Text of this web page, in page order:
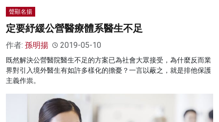
聲顯名揚
定要紓緩公營醫療體系醫生不足
作者: 孫明揚 2019-05-10
既然解決公營醫院醫生不足的方案已為社會大眾接受，為什麼反而業
界對引入境外醫生有如許多樣化的擔憂？一言以蔽之，就是排他保護
主義作祟。